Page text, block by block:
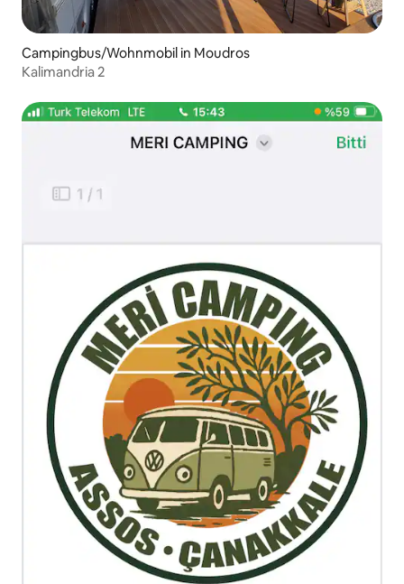
Campingbus/Wohnmobil in Moudros
Kalimandria 2